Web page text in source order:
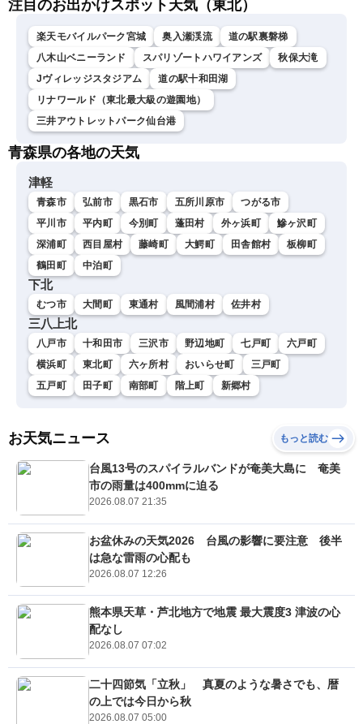
注目のお出かけスポット天気（東北）
楽天モバイルパーク宮城 奥入瀬渓流
道の駅裏磐梯
八木山ベニーランド
スパリゾートハワイアンズ
秋保大滝
Jヴィレッジスタジアム
道の駅十和田湖
リナワールド（東北最大級の遊園地）
三井アウトレットパーク仙台港
青森県の各地の天気
津軽
青森市 弘前市 黒石市 五所川原市
つがる市
平川市
平内町 今別町 蓬田村 外ヶ浜町
鰺ヶ沢町
深浦町
西目屋村 藤崎町 大鰐町 田舎館村
板柳町
鶴田町
中泊町
下北
むつ市 大間町 東通村 風間浦村 佐井村
三八上北
八戸市 十和田市 三沢市 野辺地町 七戸町
六戸町
横浜町
東北町 六ヶ所村 おいらせ町
三戸町
五戸町
田子町 南部町 階上町 新郷村
お天気ニュース もっと読む
台風13号のスパイラルバンドが奄美大島に 奄美
市の雨量は400mmに迫る
2026.08.07 21:35
お盆休みの天気2026 台風の影響に要注意 後半
は急な雷雨の心配も
2026.08.07 12:26
熊本県天草・芦北地方で地震 最大震度3 津波の心
配なし
2026.08.07 07:02
二十四節気「立秋」 真夏のような暑さでも、暦
の上では今日から秋
2026.08.07 05:00